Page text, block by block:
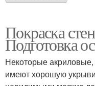
Покраска
Подготовка
Некоторые акриловые,
имеют хорошую